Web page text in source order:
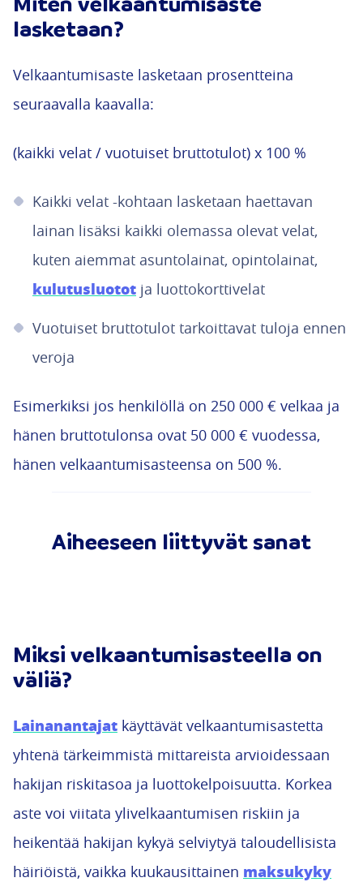
lasketaan?
Velkaantumisaste lasketaan prosentteina
seuraavalla kaavalla:
(kaikki velat / vuotuiset bruttotulot) x 100 %
Kaikki velat -kohtaan lasketaan haettavan
lainan lisäksi kaikki olemassa olevat velat,
kuten aiemmat asuntolainat, opintolainat,
kulutusluotot ja luottokorttivelat
Vuotuiset bruttotulot tarkoittavat tuloja ennen
veroja
Esimerkiksi jos henkilöllä on 250 000 € velkaa ja
hänen bruttotulonsa ovat 50 000 € vuodessa,
hänen velkaantumisasteensa on 500 %.
Aiheeseen liittyvät sanat
Miksi velkaantumisasteella on
väliä?
Lainanantajat käyttävät velkaantumisastetta
yhtenä tärkeimmistä mittareista arvioidessaan
hakijan riskitasoa ja luottokelpoisuutta. Korkea
aste voi viitata ylivelkaantumisen riskiin ja
heikentää hakijan kykyä selviytyä taloudellisista
häiriöistä, vaikka kuukausittainen maksukyky